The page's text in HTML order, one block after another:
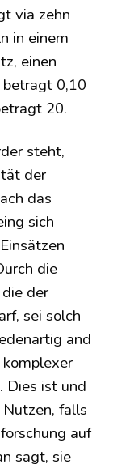
via zehn
in einem
einen
betragt 0,10
20.
steht,
der
das
sich
die
der
sei solch
and
Dies ist und
falls
auf
sagt, sie